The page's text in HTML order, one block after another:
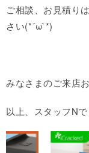
ご相談、お見積り
さい(*´ω`*)
みなさまのご来店
以上、スタッフN